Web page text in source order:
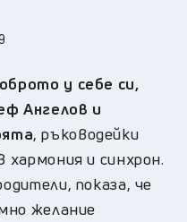
у себе си,
Ангелов и
, ръководейки
хармония и синхрон.
показа, че
желание